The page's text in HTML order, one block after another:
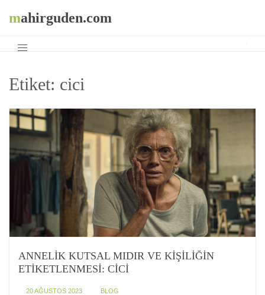
mahirguden.com
Etiket: cici
ANNELIK KUTSAL MIDIR VE KIŞILIĞIN
ETIKETLENMESI: CICI
20 AĞUSTOS 2023 BLOG